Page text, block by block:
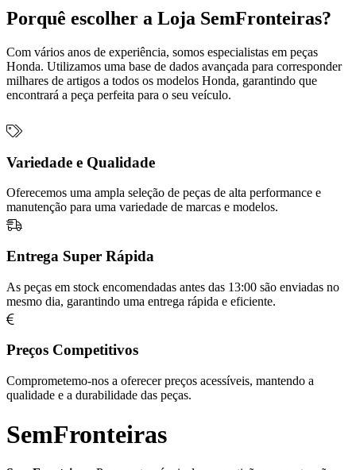
Porquê escolher a Loja SemFronteiras?
Com vários anos de experiência, somos especialistas em peças
Honda. Utilizamos uma base de dados avançada para corresponder
milhares de artigos a todos os modelos Honda, garantindo que
encontrará a peça perfeita para o seu veículo.
Variedade e Qualidade
Oferecemos uma ampla seleção de peças de alta performance e
manutenção para uma variedade de marcas e modelos.
Entrega Super Rápida
As peças em stock encomendadas antes das 13:00 são enviadas no
mesmo dia, garantindo uma entrega rápida e eficiente.
Preços Competitivos
Comprometemo-nos a oferecer preços acessíveis, mantendo a
qualidade e a durabilidade das peças.
SemFronteiras